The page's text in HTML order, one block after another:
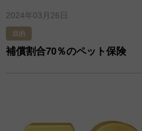
2024年03月26日
目的
補償割合70％のペット保険